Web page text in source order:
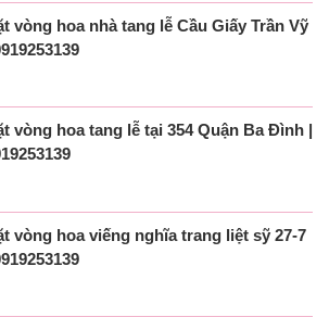
vòng hoa nhà tang lễ Cầu Giấy Trần Vỹ
vòng hoa tang lễ tại 354 Quận Ba Đình |
vòng hoa viếng nghĩa trang liệt sỹ 27-7